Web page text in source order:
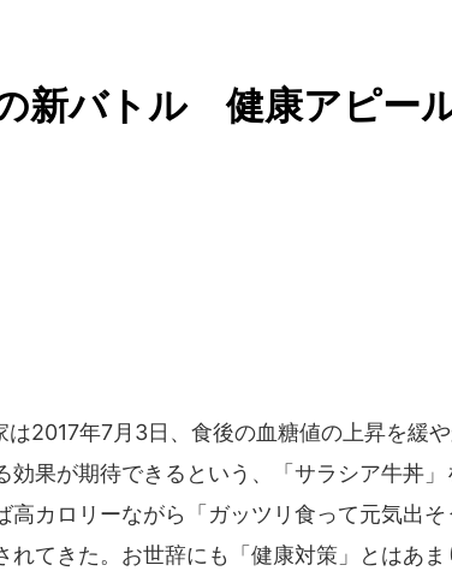
新バトル 健康アピー
2017年7月3日、食後の血糖値の上昇を緩
効果が期待できるという、「サラシア牛丼
高カロリーながら「ガッツリ食って元気出
れてきた。お世辞にも「健康対策」とはあ